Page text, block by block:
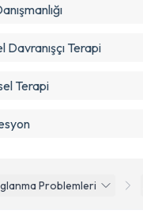
Problemleri
Davranışçı Terapi
Terapi